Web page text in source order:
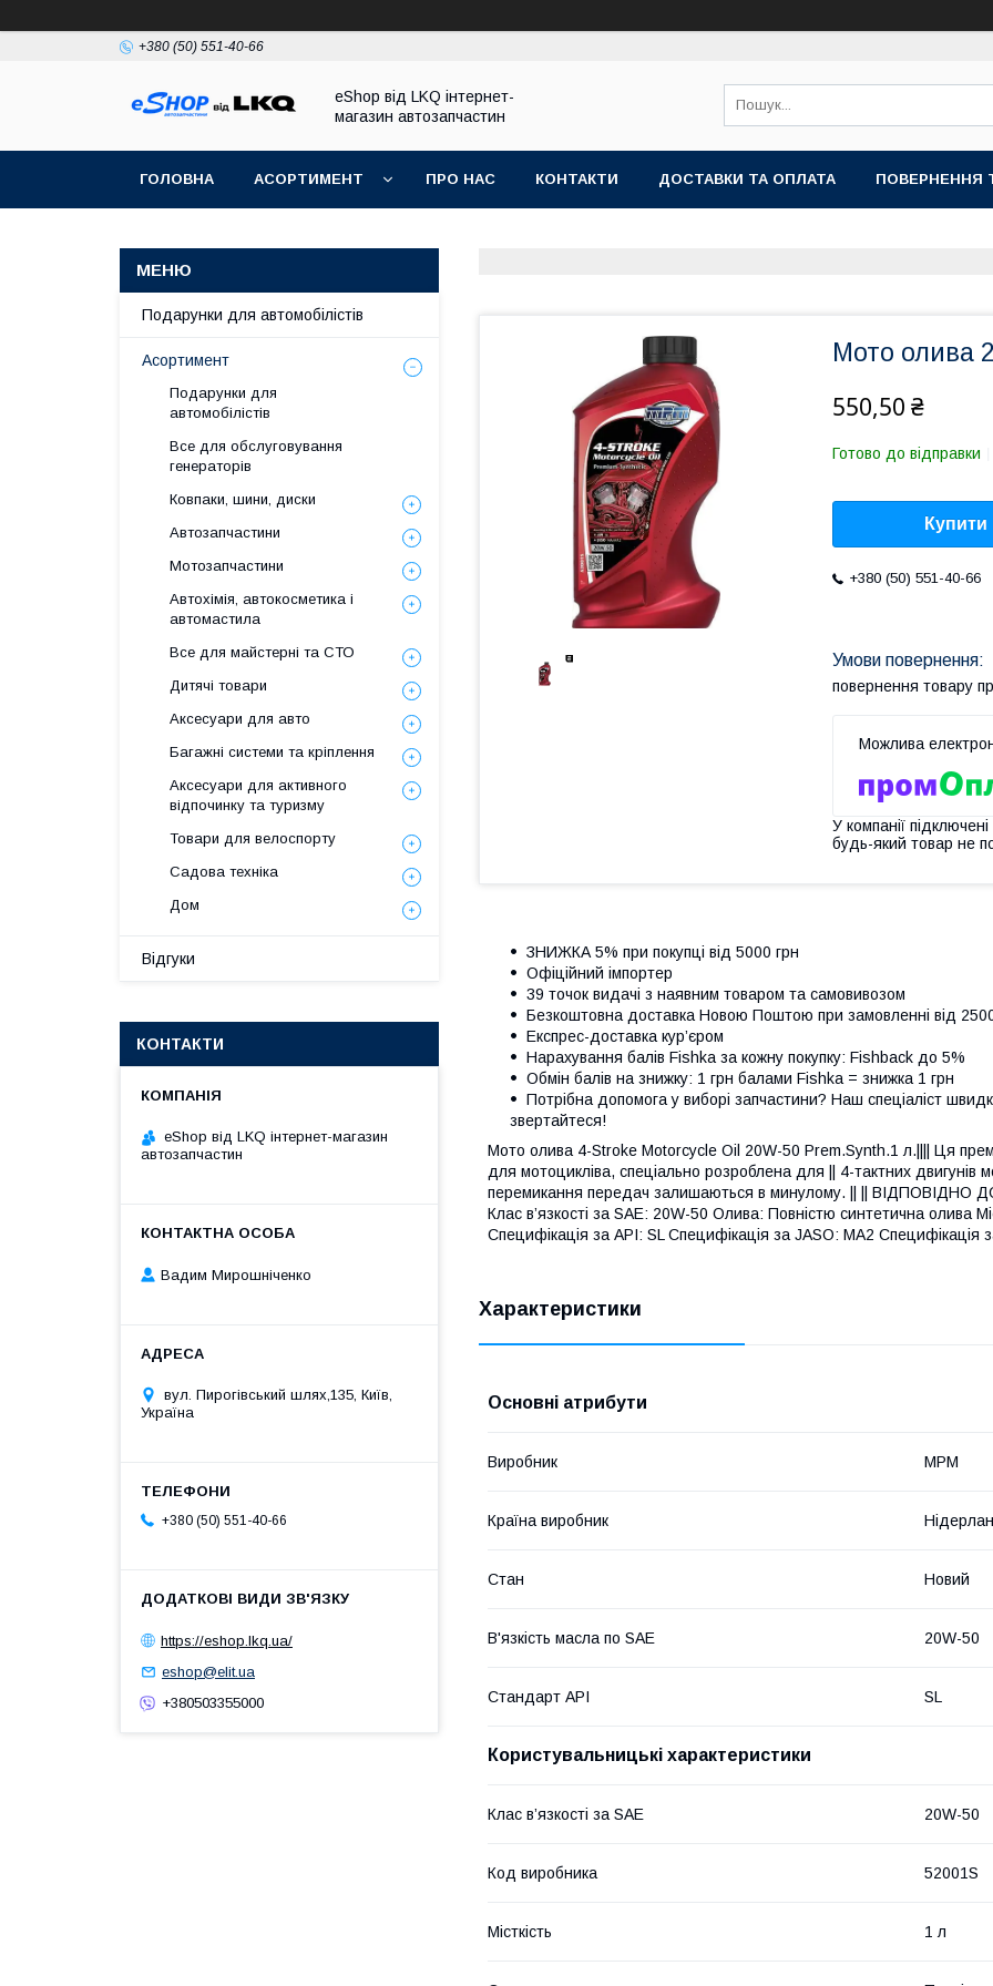
+380 (50) 551-40-66
eShop від LKQ інтернет-
магазин автозапчастин
ГОЛОВНА АСОРТИМЕНТ ПРО НАС КОНТАКТИ ДОСТАВКИ ТА ОПЛАТА ПОВЕРНЕННЯ
Мото олива
550,50 ₴
Готово до відправки
Купити
+380 (50) 551-40-66
повернення товару
У компанії
будь-який товар не
ЗНИЖКА 5% при покупці від 5000 грн
Офіційний імпортер
39 точок видачі з наявним товаром та самовивозом
Безкоштовна доставка Новою Поштою при замовленні від
Експрес-доставка кур’єром
Нарахування балів Fishka за кожну покупку: Fishback до 5%
Обмін балів на знижку: 1 грн балами Fishka = знижка 1 грн
Потрібна допомога у виборі запчастини? Наш спеціаліст
звертайтеся!
Мото олива 4-Stroke Motorcycle Oil 20W-50 Prem.Synth.1 л.|||| Ця
для мотоцикліва, спеціально розроблена для || 4-тактних двигунів
перемикання передач залишаються в минулому. || || ВІДПОВІДНО
Клас в’язкості за SAE: 20W-50 Олива: Повністю синтетична олива
Специфікація за API: SL Специфікація за JASO: MA2 Специфікація
Характеристики
Основні атрибути
Виробник MPM
Країна виробник
Стан Новий
В'язкість масла по SAE 20W-50
Стандарт API SL
Користувальницькі характеристики
Клас в’язкості за SAE 20W-50
Код виробника 52001S
Місткість 1 л
Подарунки для автомобілістів
Асортимент
Подарунки для
автомобілістів
Все для обслуговування
генераторів
Ковпаки, шини, диски
Автозапчастини
Мотозапчастини
Автохімія, автокосметика і
автомастила
Все для майстерні та СТО
Дитячі товари
Аксесуари для авто
Багажні системи та кріплення
Аксесуари для активного
відпочинку та туризму
Товари для велоспорту
Садова техніка
Дом
Відгуки
КОНТАКТИ
eShop від LKQ інтернет-магазин
автозапчастин
Вадим Мирошніченко
вул. Пирогівський шлях,135, Київ,
Україна
+380 (50) 551-40-66
https://eshop.lkq.ua/
eshop@elit.ua
+380503355000